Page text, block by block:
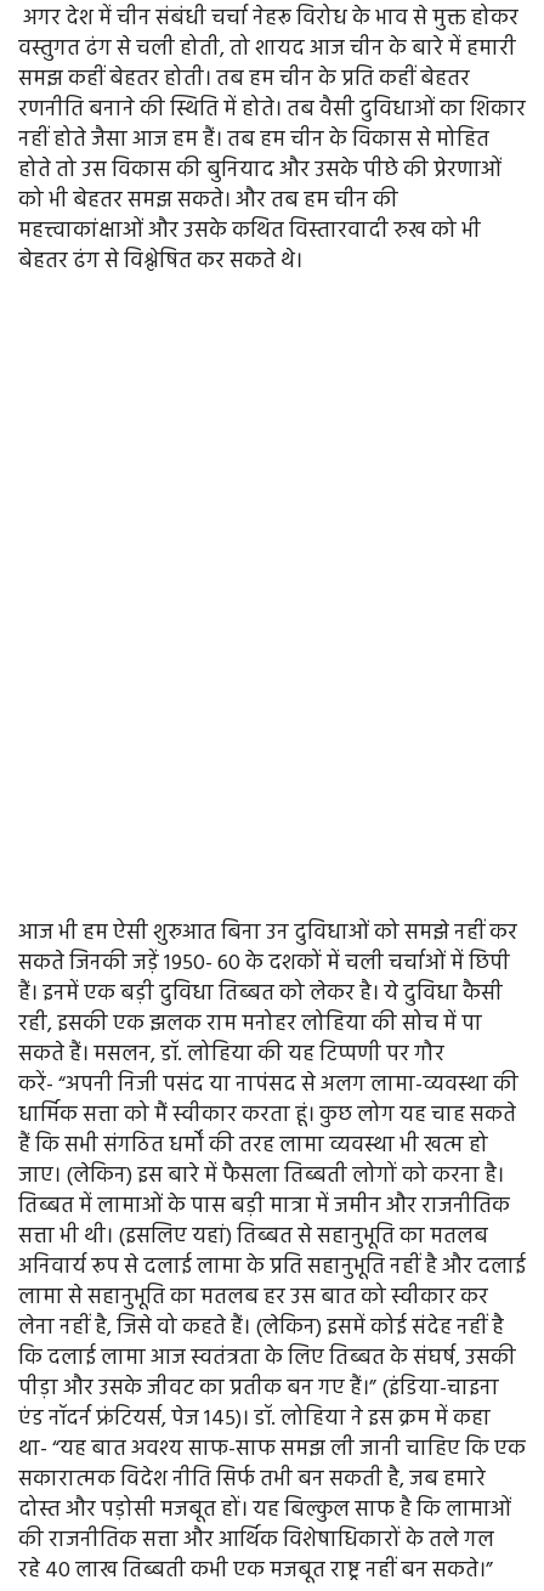
अगर देश में चीन संबंधी चर्चा नेहरू विरोध के भाव से मुक्त होकर
वस्तुगत ढंग से चली होती, तो शायद आज चीन के बारे में हमारी
समझ कहीं बेहतर होती। तब हम चीन के प्रति कहीं बेहतर
रणनीति बनाने की स्थिति में होते। तब वैसी दुविधाओं का शिकार
नहीं होते जैसा आज हम हैं। तब हम चीन के विकास से मोहित
होते तो उस विकास की बुनियाद और उसके पीछे की प्रेरणाओं
को भी बेहतर समझ सकते। और तब हम चीन की
महत्त्वाकांक्षाओं और उसके कथित विस्तारवादी रुख को भी
बेहतर ढंग से विश्लेषित कर सकते थे।
आज भी हम ऐसी शुरुआत बिना उन दुविधाओं को समझे नहीं कर
सकते जिनकी जड़ें 1950- 60 के दशकों में चली चर्चाओं में छिपी
हैं। इनमें एक बड़ी दुविधा तिब्बत को लेकर है। ये दुविधा कैसी
रही, इसकी एक झलक राम मनोहर लोहिया की सोच में पा
सकते हैं। मसलन, डॉ. लोहिया की यह टिप्पणी पर गौर
करें- “अपनी निजी पसंद या नापंसद से अलग लामा-व्यवस्था की
धार्मिक सत्ता को मैं स्वीकार करता हूं। कुछ लोग यह चाह सकते
हैं कि सभी संगठित धर्मों की तरह लामा व्यवस्था भी खत्म हो
जाए। (लेकिन) इस बारे में फैसला तिब्बती लोगों को करना है।
तिब्बत में लामाओं के पास बड़ी मात्रा में जमीन और राजनीतिक
सत्ता भी थी। (इसलिए यहां) तिब्बत से सहानुभूति का मतलब
अनिवार्य रूप से दलाई लामा के प्रति सहानुभूति नहीं है और दलाई
लामा से सहानुभूति का मतलब हर उस बात को स्वीकार कर
लेना नहीं है, जिसे वो कहते हैं। (लेकिन) इसमें कोई संदेह नहीं है
कि दलाई लामा आज स्वतंत्रता के लिए तिब्बत के संघर्ष, उसकी
पीड़ा और उसके जीवट का प्रतीक बन गए हैं।” (इंडिया-चाइना
एंड नॉदर्न फ्रंटियर्स, पेज 145)। डॉ. लोहिया ने इस क्रम में कहा
था- “यह बात अवश्य साफ-साफ समझ ली जानी चाहिए कि एक
सकारात्मक विदेश नीति सिर्फ तभी बन सकती है, जब हमारे
दोस्त और पड़ोसी मजबूत हों। यह बिल्कुल साफ है कि लामाओं
की राजनीतिक सत्ता और आर्थिक विशेषाधिकारों के तले गल
रहे 40 लाख तिब्बती कभी एक मजबूत राष्ट्र नहीं बन सकते।”